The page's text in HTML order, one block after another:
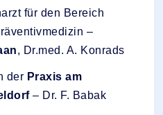
für den Bereich
–
, Dr.med. A. Konrads
der Praxis am
– Dr. F. Babak